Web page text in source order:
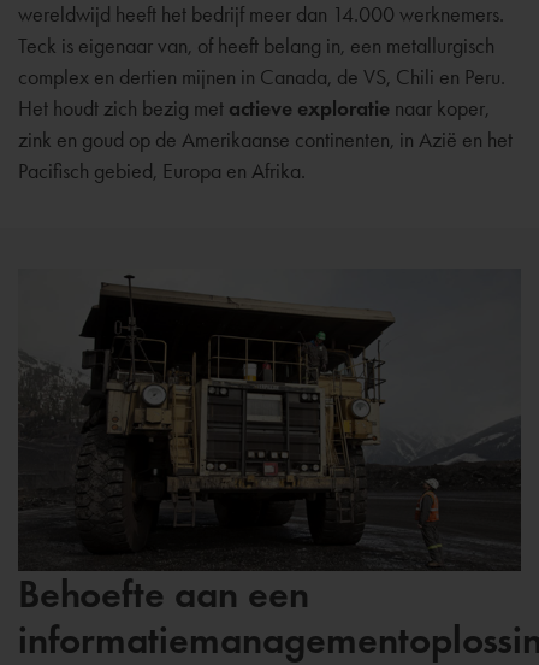
wereldwijd heeft het bedrijf meer dan 14.000 werknemers.
Teck is eigenaar van, of heeft belang in, een metallurgisch
complex en dertien mijnen in Canada, de VS, Chili en Peru.
Het houdt zich bezig met actieve exploratie naar koper,
zink en goud op de Amerikaanse continenten, in Azië en het
Pacifisch gebied, Europa en Afrika.
Behoefte aan een